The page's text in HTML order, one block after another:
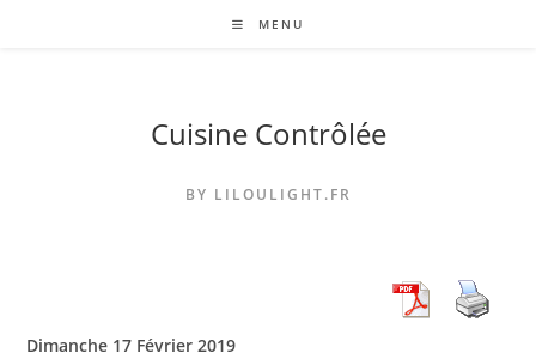
MENU
Cuisine Contrôlée
BY LILOULIGHT.FR
Dimanche 17 Février 2019